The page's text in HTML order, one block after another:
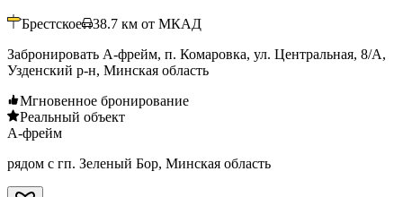
Брестское 38.7 км от МКАД
Забронировать А-фрейм, п. Комаровка, ул. Центральная, 8/А,
Узденский р-н, Минская область
Мгновенное бронирование
Реальный объект
А-фрейм
рядом с гп. Зеленый Бор, Минская область